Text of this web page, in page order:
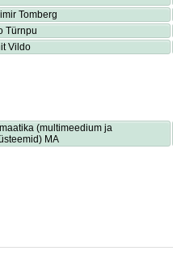
Tomberg
Türnpu
Vildo
(multimeedium ja
MA